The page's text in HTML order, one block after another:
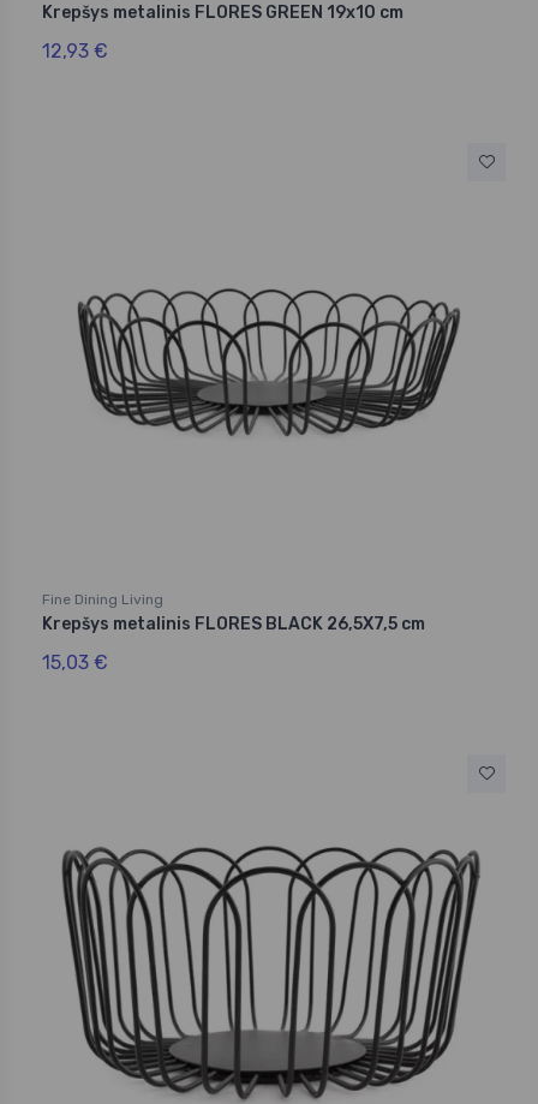
Krepšys metalinis FLORES GREEN 19x10 cm
12,93 €
Fine Dining Living
Krepšys metalinis FLORES BLACK 26,5X7,5 cm
15,03 €